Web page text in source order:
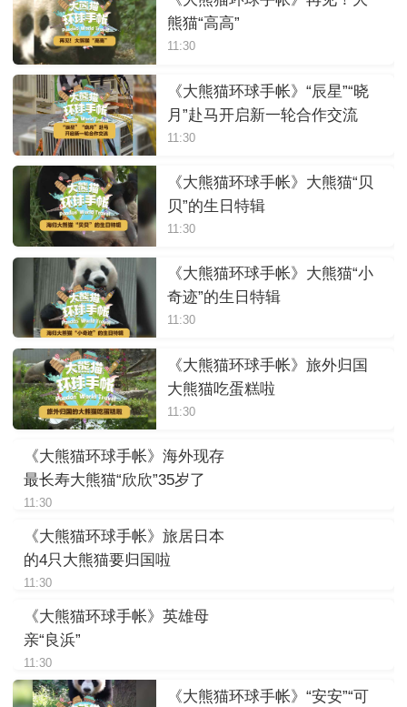
熊猫“高高”
11:30
《大熊猫环球手帐》“辰星”“晓
月”赴马开启新一轮合作交流
11:30
《大熊猫环球手帐》大熊猫“贝
贝”的生日特辑
11:30
《大熊猫环球手帐》大熊猫“小
奇迹”的生日特辑
11:30
《大熊猫环球手帐》旅外归国
大熊猫吃蛋糕啦
11:30
《大熊猫环球手帐》海外现存
最长寿大熊猫“欣欣”35岁了
11:30
《大熊猫环球手帐》旅居日本
的4只大熊猫要归国啦
11:30
《大熊猫环球手帐》英雄母
亲“良浜”
11:30
《大熊猫环球手帐》“安安”“可